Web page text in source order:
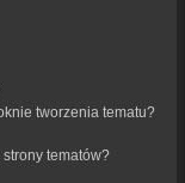
tworzenia tematu?
tematów?